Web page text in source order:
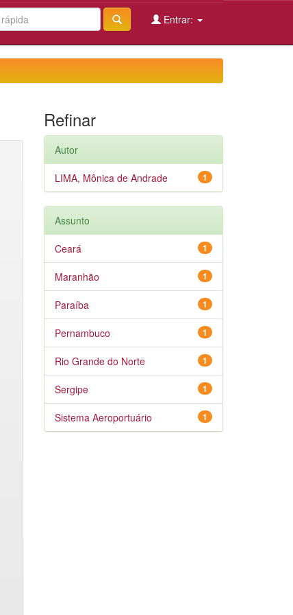
Entrar:
Refinar
Autor
1
LIMA, Mônica de Andrade
Assunto
1
Ceará
1
Maranhão
1
Paraíba
1
Pernambuco
1
Rio Grande do Norte
1
Sergipe
1
Sistema Aeroportuário